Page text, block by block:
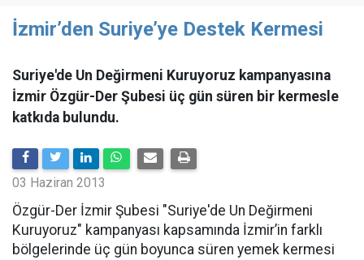
İzmir’den Suriye’ye Destek Kermesi
Suriye'de Un Değirmeni Kuruyoruz kampanyasına
İzmir Özgür-Der Şubesi üç gün süren bir kermesle
katkıda bulundu.
03 Haziran 2013
Özgür-Der İzmir Şubesi "Suriye'de Un Değirmeni
Kuruyoruz" kampanyası kapsamında İzmir’in farklı
bölgelerinde üç gün boyunca süren yemek kermesi